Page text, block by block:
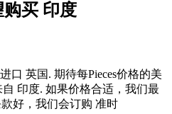
买 印度
口 英国. 期待每Pieces价格的美
自 印度. 如果价格合适，我们最
款好，我们会订购 准时